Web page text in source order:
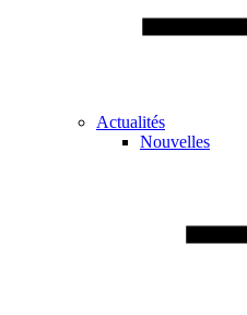
Actualités
Nouvelles